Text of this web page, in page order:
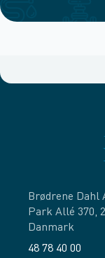
Brødrene Dahl
Park Allé 370,
Danmark
48 78 40 00